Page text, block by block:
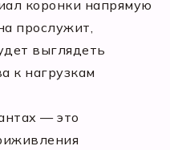
коронки напрямую
прослужит,
выглядеть
к нагрузкам
— это